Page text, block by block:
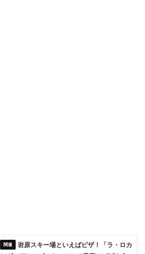
岩原スキー場といえばピザ！「ラ・ロカ